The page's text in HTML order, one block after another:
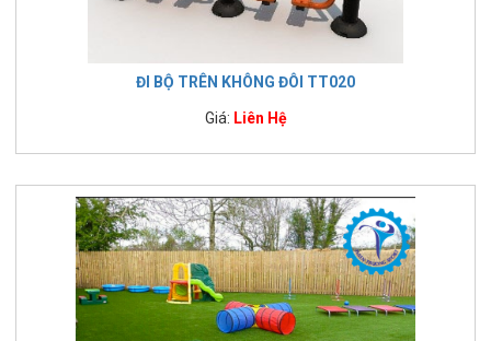
ĐI BỘ TRÊN KHÔNG ĐÔI TT020
Giá: Liên Hệ